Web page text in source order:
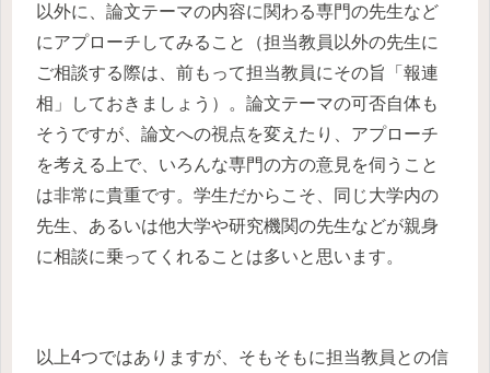
以外に、論文テーマの内容に関わる専門の先生など
にアプローチしてみること（担当教員以外の先生に
ご相談する際は、前もって担当教員にその旨「報連
相」しておきましょう）。論文テーマの可否自体も
そうですが、論文への視点を変えたり、アプローチ
を考える上で、いろんな専門の方の意見を伺うこと
は非常に貴重です。学生だからこそ、同じ大学内の
先生、あるいは他大学や研究機関の先生などが親身
に相談に乗ってくれることは多いと思います。
以上4つではありますが、そもそもに担当教員との信